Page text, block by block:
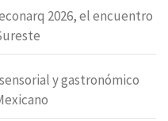
2026, el encuentro
y gastronómico